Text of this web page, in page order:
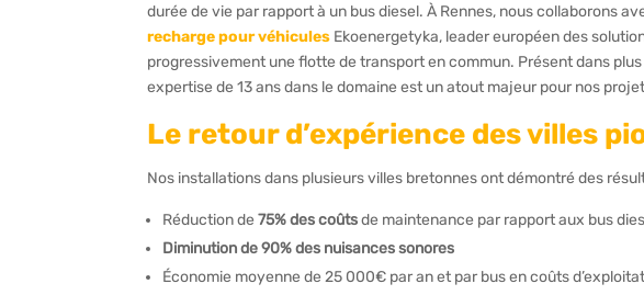
durée de vie par rapport à un bus diesel. À Rennes, nous collaborons
recharge pour véhicules Ekoenergetyka, leader européen des
progressivement une flotte de transport en commun. Présent dans
expertise de 13 ans dans le domaine est un atout majeur pour nos
Le retour d’expérience des villes
Nos installations dans plusieurs villes bretonnes ont démontré des
Réduction de75% des coûtsde maintenance par rapport aux bus
Diminution de 90% des nuisances sonores
Économie moyenne de 25 000€ par an et par bus en coûts